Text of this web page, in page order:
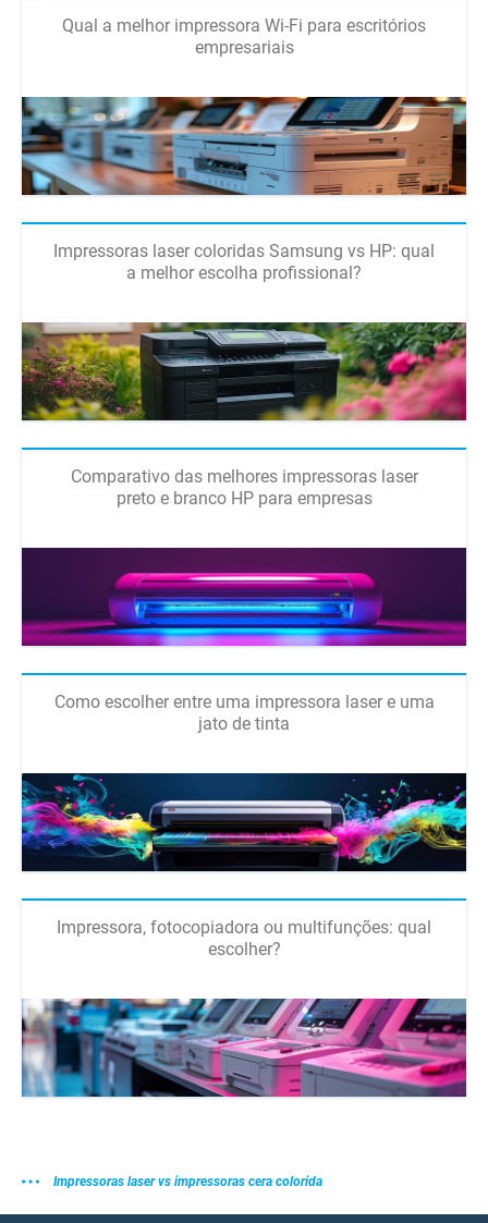
Qual a melhor impressora Wi-Fi para escritórios
empresariais
Impressoras laser coloridas Samsung vs HP: qual
a melhor escolha profissional?
Comparativo das melhores impressoras laser
preto e branco HP para empresas
Como escolher entre uma impressora laser e uma
jato de tinta
Impressora, fotocopiadora ou multifunções: qual
escolher?
Impressoras laser vs impressoras cera colorida